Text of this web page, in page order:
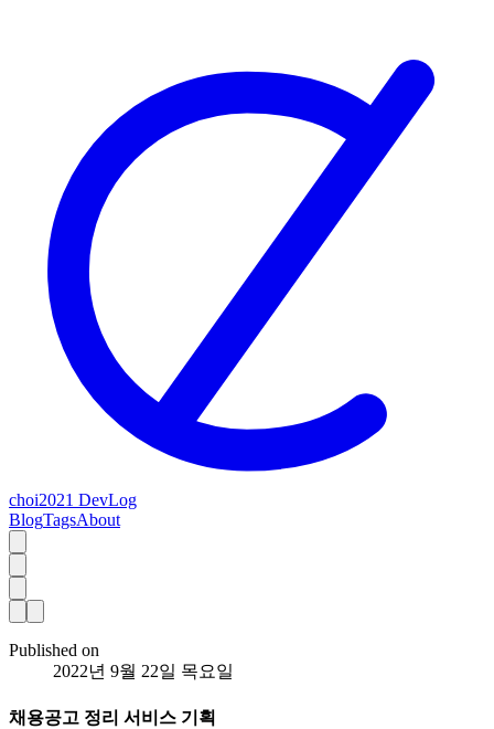
choi2021 DevLog
BlogTagsAbout
Published on
2022년 9월 22일 목요일
채용공고 정리 서비스 기획